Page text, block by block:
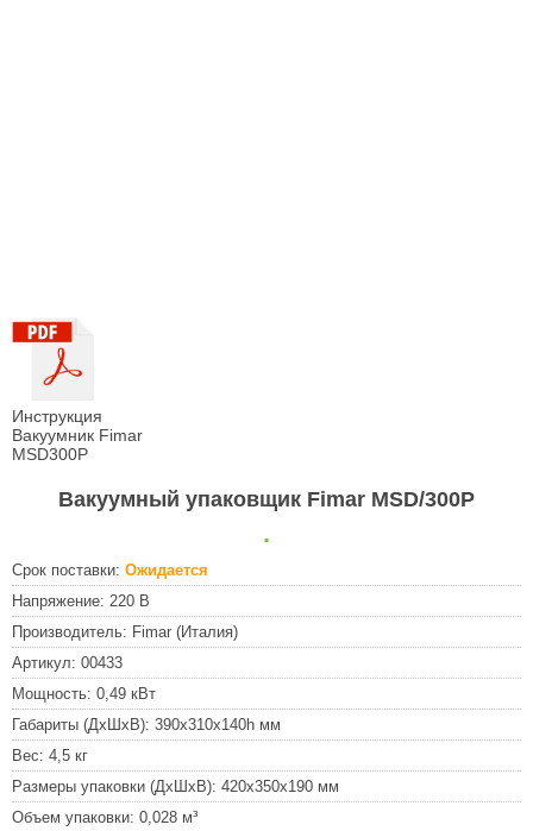
Инструкция
Вакуумник Fimar
MSD300P
Вакуумный упаковщик Fimar MSD/300P
.
Срок поставки: Ожидается
Напряжение: 220 В
Производитель: Fimar (Италия)
Артикул: 00433
Мощность: 0,49 кВт
Габариты (ДхШхВ): 390х310х140h мм
Вес: 4,5 кг
Размеры упаковки (ДхШхВ): 420х350х190 мм
Объем упаковки: 0,028 м³